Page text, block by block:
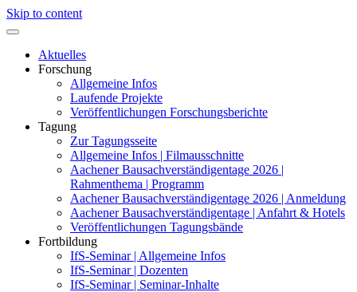
Skip to content
Aktuelles
Forschung
Allgemeine Infos
Laufende Projekte
Veröffentlichungen Forschungsberichte
Tagung
Zur Tagungsseite
Allgemeine Infos | Filmausschnitte
Aachener Bausachverständigentage 2026 |
Rahmenthema | Programm
Aachener Bausachverständigentage 2026 | Anmeldung
Aachener Bausachverständigentage | Anfahrt & Hotels
Veröffentlichungen Tagungsbände
Fortbildung
IfS-Seminar | Allgemeine Infos
IfS-Seminar | Dozenten
IfS-Seminar | Seminar-Inhalte